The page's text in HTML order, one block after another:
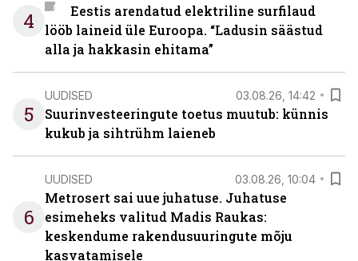
4
Eestis arendatud elektriline surfilaud
lööb laineid üle Euroopa. “Ladusin säästud
alla ja hakkasin ehitama”
5
UUDISED 03.08.26, 14:42
Suurinvesteeringute toetus muutub: künnis
kukub ja sihtrühm laieneb
6
UUDISED 03.08.26, 10:04
Metrosert sai uue juhatuse. Juhatuse
esimeheks valitud Madis Raukas:
keskendume rakendusuuringute mõju
kasvatamisele